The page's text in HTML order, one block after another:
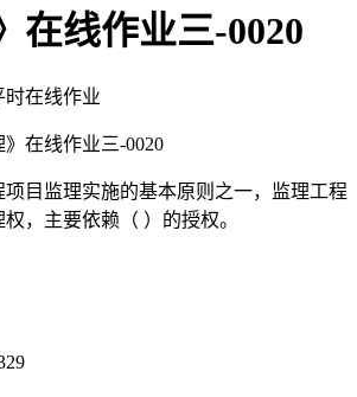
在线作业三-0020
在线作业
在线作业三-0020
目监理实施的基本原则之一，监理工程
，主要依赖（ ）的授权。